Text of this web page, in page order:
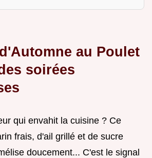
au Poulet
soirées
qui envahit la cuisine ? Ce
frais, d'ail grillé et de sucre
doucement... C'est le signal